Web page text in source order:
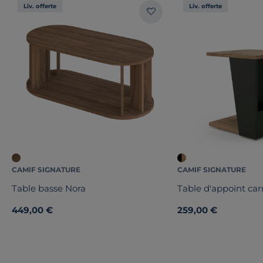
Liv. offerte
CAMIF SIGNATURE
Table basse Nora
449,00 €
Liv. offerte
CAMIF SIGNATURE
Table d'appoint
259,00 €